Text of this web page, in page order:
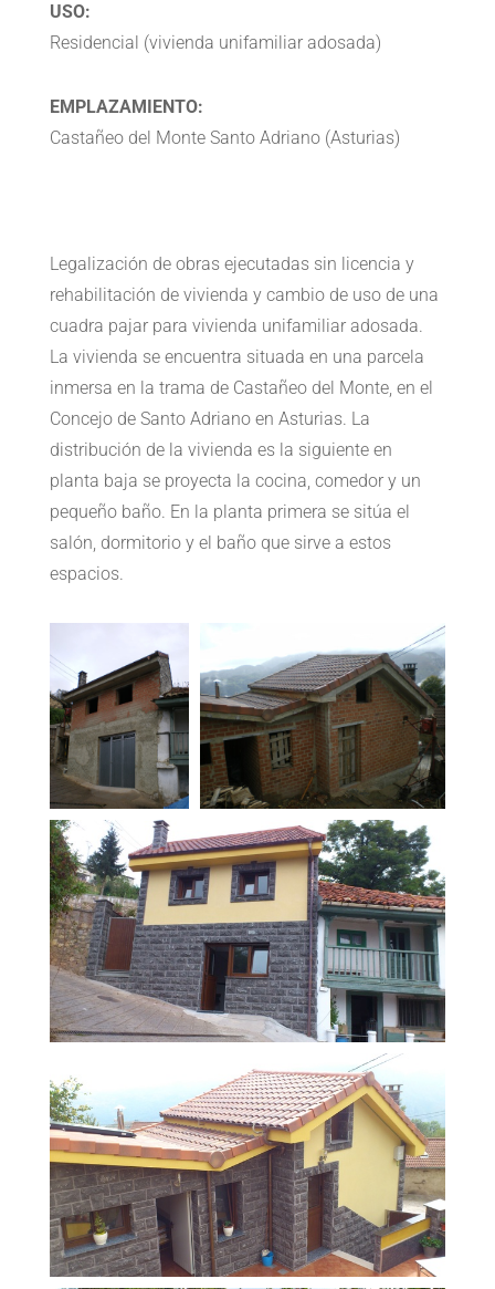
USO:
Residencial (vivienda unifamiliar adosada)
EMPLAZAMIENTO:
Castañeo del Monte Santo Adriano (Asturias)
Legalización de obras ejecutadas sin licencia y
rehabilitación de vivienda y cambio de uso de una
cuadra pajar para vivienda unifamiliar adosada.
La vivienda se encuentra situada en una parcela
inmersa en la trama de Castañeo del Monte, en el
Concejo de Santo Adriano en Asturias. La
distribución de la vivienda es la siguiente en
planta baja se proyecta la cocina, comedor y un
pequeño baño. En la planta primera se sitúa el
salón, dormitorio y el baño que sirve a estos
espacios.